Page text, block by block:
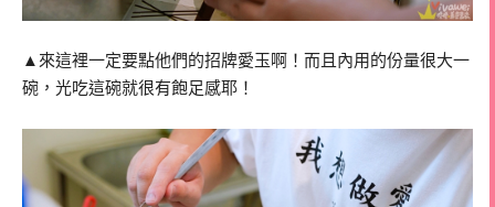
▲來這裡一定要點他們的招牌愛玉啊！而且內用的份量很大一
碗，光吃這碗就很有飽足感耶！